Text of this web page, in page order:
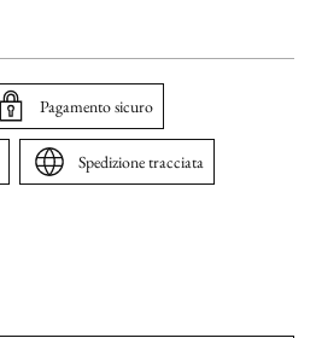
Pagamento sicuro
Spedizione tracciata